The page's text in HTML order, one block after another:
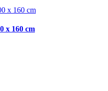
x 160 cm